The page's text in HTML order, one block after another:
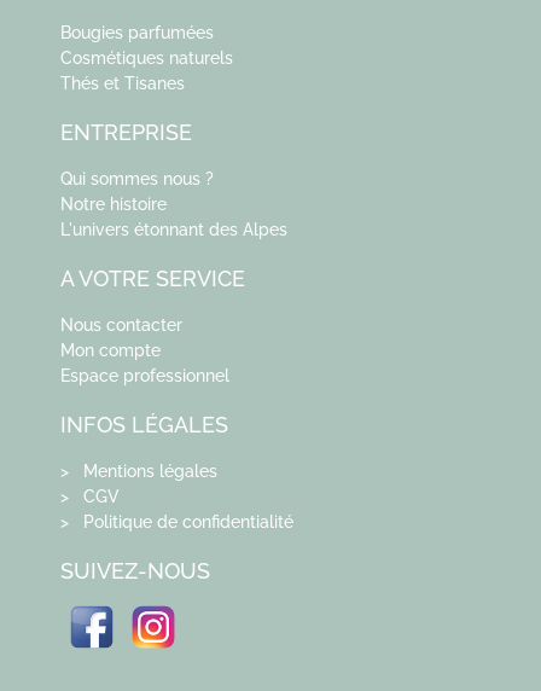
Bougies parfumées
Cosmétiques naturels
Thés et Tisanes
ENTREPRISE
Qui sommes nous ?
Notre histoire
L'univers étonnant des Alpes
A VOTRE SERVICE
Nous contacter
Mon compte
Espace professionnel
INFOS LÉGALES
> Mentions légales
> CGV
> Politique de confidentialité
SUIVEZ-NOUS